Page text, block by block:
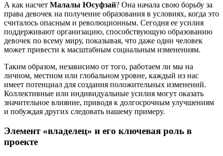
А как насчет Малалы Юсуфзай? Она начала свою борьбу за
права девочек на получение образования в условиях, когда это
считалось опасным и революционным. Сегодня ее усилия
поддерживают организацию, способствующую образованию
девочек по всему миру, показывая, что даже один человек
может привести к масштабным социальным изменениям.
Таким образом, независимо от того, работаем ли мы на
личном, местном или глобальном уровне, каждый из нас
имеет потенциал для создания положительных изменений.
Коллективные или индивидуальные усилия могут оказать
значительное влияние, приводя к долгосрочным улучшениям
и побуждая других следовать нашему примеру.
Элемент «владелец» и его ключевая роль в
проекте